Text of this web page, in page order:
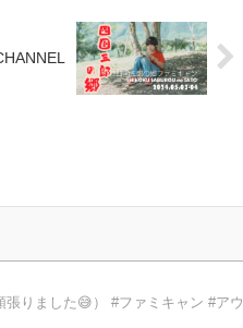
りました😅） #ファミキャン #アウ